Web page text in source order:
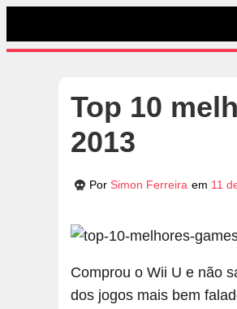
Top 10
2013
Por Simon Ferreira em 11
Comprou o Wii U e não
dos jogos mais bem